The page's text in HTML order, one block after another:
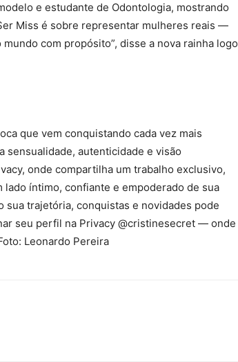
e estudante de Odontologia, mostrando
Miss é sobre representar mulheres reais —
com propósito”, disse a nova rainha logo
que vem conquistando cada vez mais
sensualidade, autenticidade e visão
onde compartilha um trabalho exclusivo,
íntimo, confiante e empoderado de sua
sua trajetória, conquistas e novidades pode
seu perfil na Privacy @cristinesecret — onde
Leonardo Pereira